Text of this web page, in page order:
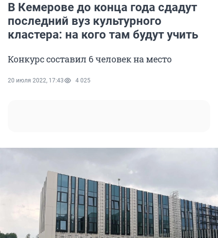
В Кемерове до конца года сдадут
последний вуз культурного
кластера: на кого там будут учить
Конкурс составил 6 человек на место
20 июля 2022, 17:43 4 025